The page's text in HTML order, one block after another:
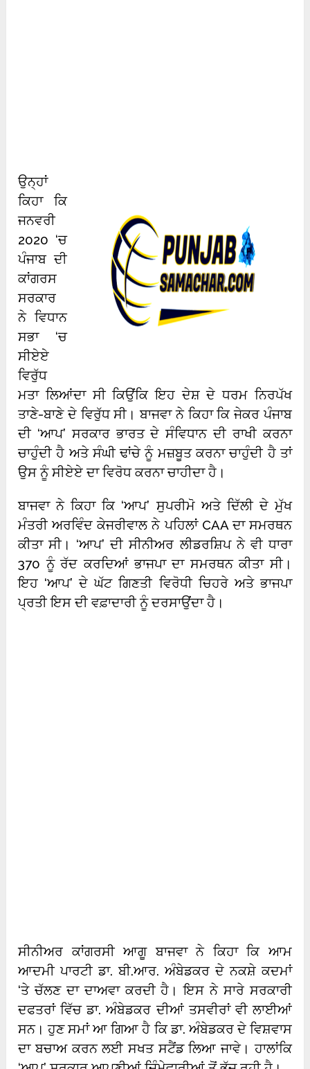
ਉਨ੍ਹਾਂ
ਕਿਹਾ ਕਿ
ਜਨਵਰੀ
2020 ‘ਚ
ਪੰਜਾਬ ਦੀ
ਕਾਂਗਰਸ
ਸਰਕਾਰ
ਨੇ ਵਿਧਾਨ
ਸਭਾ ‘ਚ
ਸੀਏਏ
ਵਿਰੁੱਧ
ਮਤਾ ਲਿਆਂਦਾ ਸੀ ਕਿਉਂਕਿ ਇਹ ਦੇਸ਼ ਦੇ ਧਰਮ ਨਿਰਪੱਖ
ਤਾਣੇ-ਬਾਣੇ ਦੇ ਵਿਰੁੱਧ ਸੀ। ਬਾਜਵਾ ਨੇ ਕਿਹਾ ਕਿ ਜੇਕਰ ਪੰਜਾਬ
ਦੀ ‘ਆਪ’ ਸਰਕਾਰ ਭਾਰਤ ਦੇ ਸੰਵਿਧਾਨ ਦੀ ਰਾਖੀ ਕਰਨਾ
ਚਾਹੁੰਦੀ ਹੈ ਅਤੇ ਸੰਘੀ ਢਾਂਚੇ ਨੂੰ ਮਜ਼ਬੂਤ ਕਰਨਾ ਚਾਹੁੰਦੀ ਹੈ ਤਾਂ
ਉਸ ਨੂੰ ਸੀਏਏ ਦਾ ਵਿਰੋਧ ਕਰਨਾ ਚਾਹੀਦਾ ਹੈ।
ਬਾਜਵਾ ਨੇ ਕਿਹਾ ਕਿ ‘ਆਪ’ ਸੁਪਰੀਮੋ ਅਤੇ ਦਿੱਲੀ ਦੇ ਮੁੱਖ
ਮੰਤਰੀ ਅਰਵਿੰਦ ਕੇਜਰੀਵਾਲ ਨੇ ਪਹਿਲਾਂ CAA ਦਾ ਸਮਰਥਨ
ਕੀਤਾ ਸੀ। ‘ਆਪ’ ਦੀ ਸੀਨੀਅਰ ਲੀਡਰਸ਼ਿਪ ਨੇ ਵੀ ਧਾਰਾ
370 ਨੂੰ ਰੱਦ ਕਰਦਿਆਂ ਭਾਜਪਾ ਦਾ ਸਮਰਥਨ ਕੀਤਾ ਸੀ।
ਇਹ ‘ਆਪ’ ਦੇ ਘੱਟ ਗਿਣਤੀ ਵਿਰੋਧੀ ਚਿਹਰੇ ਅਤੇ ਭਾਜਪਾ
ਪ੍ਰਤੀ ਇਸ ਦੀ ਵਫ਼ਾਦਾਰੀ ਨੂੰ ਦਰਸਾਉਂਦਾ ਹੈ।
ਸੀਨੀਅਰ ਕਾਂਗਰਸੀ ਆਗੂ ਬਾਜਵਾ ਨੇ ਕਿਹਾ ਕਿ ਆਮ
ਆਦਮੀ ਪਾਰਟੀ ਡਾ. ਬੀ.ਆਰ. ਅੰਬੇਡਕਰ ਦੇ ਨਕਸ਼ੇ ਕਦਮਾਂ
‘ਤੇ ਚੱਲਣ ਦਾ ਦਾਅਵਾ ਕਰਦੀ ਹੈ। ਇਸ ਨੇ ਸਾਰੇ ਸਰਕਾਰੀ
ਦਫਤਰਾਂ ਵਿੱਚ ਡਾ. ਅੰਬੇਡਕਰ ਦੀਆਂ ਤਸਵੀਰਾਂ ਵੀ ਲਾਈਆਂ
ਸਨ। ਹੁਣ ਸਮਾਂ ਆ ਗਿਆ ਹੈ ਕਿ ਡਾ. ਅੰਬੇਡਕਰ ਦੇ ਵਿਸ਼ਵਾਸ
ਦਾ ਬਚਾਅ ਕਰਨ ਲਈ ਸਖਤ ਸਟੈਂਡ ਲਿਆ ਜਾਵੇ। ਹਾਲਾਂਕਿ